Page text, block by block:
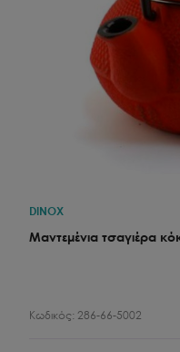
DINOX
Μαντεμένια τσαγιέρα
Κωδικός: 286-66-5002